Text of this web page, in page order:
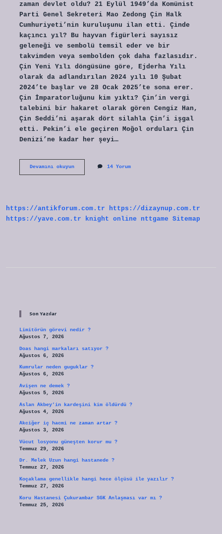
zaman devlet oldu? 21 Eylül 1949’da Komünist
Parti Genel Sekreteri Mao Zedong Çin Halk
Cumhuriyeti’nin kuruluşunu ilan etti. Çinde
kaçıncı yıl? Bu hayvan figürleri sayısız
geleneği ve sembolü temsil eder ve bir
takvimden veya sembolden çok daha fazlasıdır.
Çin Yeni Yılı döngüsüne göre, Ejderha Yılı
olarak da adlandırılan 2024 yılı 10 Şubat
2024’te başlar ve 28 Ocak 2025’te sona erer.
Çin İmparatorluğunu kim yıktı? Çin’in vergi
talebini bir hakaret olarak gören Cengiz Han,
Çin Seddi’ni aşarak dört silahla Çin’i işgal
etti. Pekin’i ele geçiren Moğol orduları Çin
Denizi’ne kadar her şeyi…
Devamını okuyunÇin
14 Yorum
https://antikforum.com.tr
https://dizaynup.com.tr
https://yave.com.tr
knight online nttgame Sitemap
Son Yazılar
Limitörün görevi nedir ?
Ağustos 7, 2026
Doas hangi markaları satıyor ?
Ağustos 6, 2026
Kumrular neden guguklar ?
Ağustos 6, 2026
Avişen ne demek ?
Ağustos 5, 2026
Aslan Akbey’in kardeşini kim öldürdü ?
Ağustos 4, 2026
Akciğer iç hacmi ne zaman artar ?
Ağustos 3, 2026
Vücut losyonu güneşten korur mu ?
Temmuz 29, 2026
Dr. Melek Uzun hangi hastanede ?
Temmuz 27, 2026
Koçaklama genellikle hangi hece ölçüsü ile yazılır ?
Temmuz 27, 2026
Koru Hastanesi Çukurambar SGK Anlaşması var mı ?
Temmuz 25, 2026